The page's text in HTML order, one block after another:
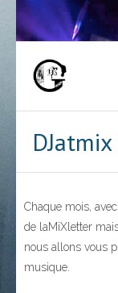
to
Chaque mois,
de laMiXletter
nous allons vous
musique.